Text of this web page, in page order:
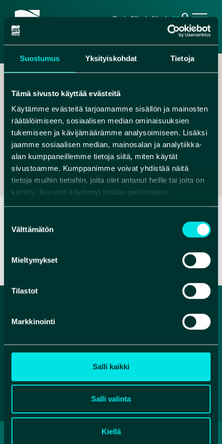
Suostumus Yksityiskohdat Tietoja
Tämä sivusto käyttää evästeitä
Käytämme evästeitä tarjoamamme sisällön ja mainosten
räätälöimiseen, sosiaalisen median ominaisuuksien
tukemiseen ja kävijämäärämme analysoimiseen. Lisäksi
jaamme sosiaalisen median, mainosalan ja analytiikka-
alan kumppaneillemme tietoja siitä, miten käytät
sivustoamme. Kumppanimme voivat yhdistää näitä
tietoja muihin tietoihin, joita olet antanut heille tai joita on
kerätty, kun olet käyttänyt heidän palvelujaan.
valinta
Välttämätön
Mieltymykset
Tilastot
Markkinointi
Salli kaikki
Salli valinta
Kiellä
FI EN NL DEsearch
,
INFO@HUMANPOLIS.FI
+358401526520